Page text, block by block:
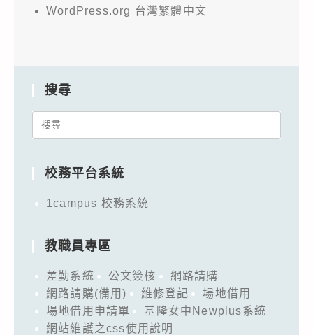
WordPress.org 台灣繁體中文
搜尋
Search
校務平台系統
1campus 校務系統
教職員專區
差勤系統 公文簽核
網路請購
網路請購(備用)
維修登記
場地借用
場地借用申請單
基隆女中Newplus系統
網站維護之css使用說明